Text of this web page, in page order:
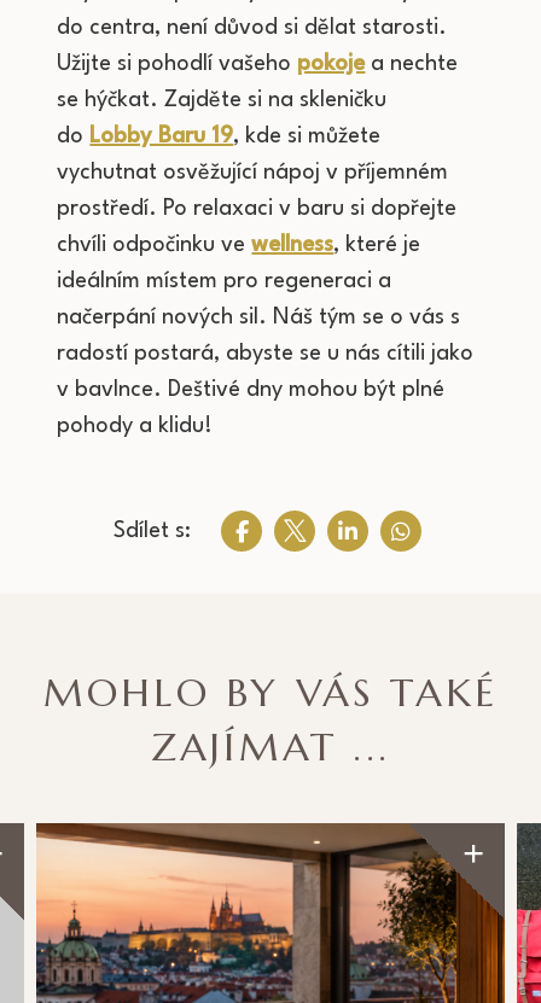
do centra, není důvod si dělat starosti.
Užijte si pohodlí vašeho pokojea nechte
se hýčkat. Zajděte si na skleničku
do Lobby Baru 19, kde si můžete
vychutnat osvěžující nápoj v příjemném
prostředí. Po relaxaci v baru si dopřejte
chvíli odpočinku vewellness, které je
ideálním místem pro regeneraci a
načerpání nových sil. Náš tým se o vás s
radostí postará, abyste se u nás cítili jako
v bavlnce. Deštivé dny mohou být plné
pohody a klidu!
Sdílet s:
MOHLO BY VÁS TAKÉ
ZAJÍMAT ...